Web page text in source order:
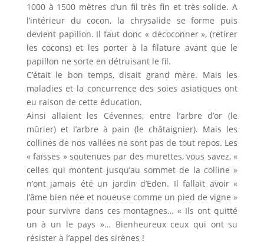
1000 à 1500 mètres d’un fil très fin et très solide. A
l’intérieur du cocon, la chrysalide se forme puis
devient papillon. Il faut donc « décoconner », (retirer
les cocons) et les porter à la filature avant que le
papillon ne sorte en détruisant le fil.
C’était le bon temps, disait grand mère. Mais les
maladies et la concurrence des soies asiatiques ont
eu raison de cette éducation.
Ainsi allaient les Cévennes, entre l’arbre d’or (le
mûrier) et l’arbre à pain (le châtaignier). Mais les
collines de nos vallées ne sont pas de tout repos. Les
« faïsses » soutenues par des murettes, vous savez, «
celles qui montent jusqu’au sommet de la colline »
n’ont jamais été un jardin d’Eden. Il fallait avoir «
l’âme bien née et noueuse comme un pied de vigne »
pour survivre dans ces montagnes… « Ils ont quitté
un à un le pays »… Bienheureux ceux qui ont su
résister à l’appel des sirènes !